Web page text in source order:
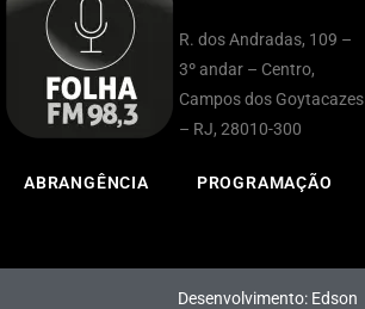
R. dos Andradas, 109 –
3º andar – Centro,
Campos dos Goytacazes
– RJ, 28010-300
ABRANGÊNCIA PROGRAMAÇÃO
Desenvolvimento: Edson